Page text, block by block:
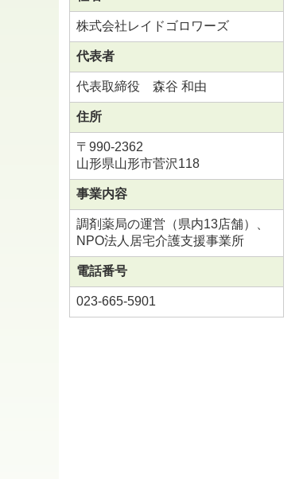
株式会社レイドゴロワーズ
代表者
代表取締役 森谷 和由
住所
〒990-2362
山形県山形市菅沢118
事業内容
調剤薬局の運営（県内13店舗）、
NPO法人居宅介護支援事業所
電話番号
023-665-5901